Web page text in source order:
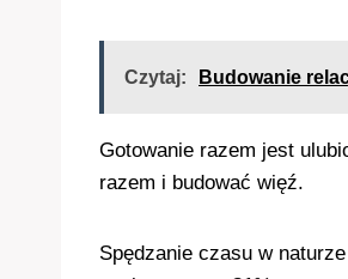
Czytaj: Budowanie
Gotowanie razem jest
razem i budować więź.
Spędzanie czasu w